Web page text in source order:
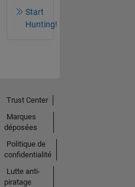
Start
Hunting!
Trust Center
Marques
déposées
Politique de
confidentialité
Lutte anti-
piratage